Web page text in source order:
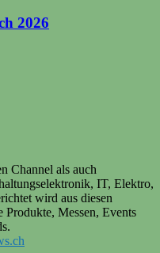
2026
Channel als auch
IT, Elektro,
wird aus diesen
Produkte, Messen, Events